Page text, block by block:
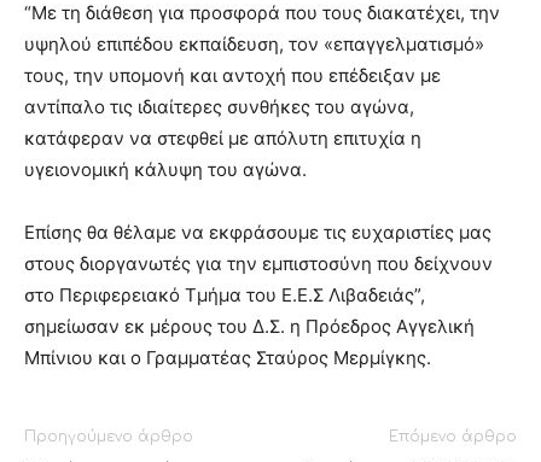
“Με τη διάθεση για προσφορά που τους διακατέχει, την
υψηλού επιπέδου εκπαίδευση, τον «επαγγελματισμό»
τους, την υπομονή και αντοχή που επέδειξαν με
αντίπαλο τις ιδιαίτερες συνθήκες του αγώνα,
κατάφεραν να στεφθεί με απόλυτη επιτυχία η
υγειονομική κάλυψη του αγώνα.
Επίσης θα θέλαμε να εκφράσουμε τις ευχαριστίες μας
στους διοργανωτές για την εμπιστοσύνη που δείχνουν
στο Περιφερειακό Τμήμα του Ε.Ε.Σ Λιβαδειάς”,
σημείωσαν εκ μέρους του Δ.Σ. η Πρόεδρος Αγγελική
Μπίνιου και ο Γραμματέας Σταύρος Μερμίγκης.
Προηγούμενο άρθρο Επόμενο άρθρο